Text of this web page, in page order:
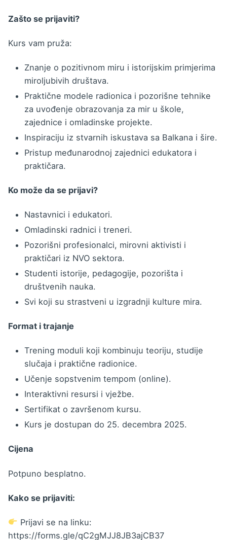
Zašto se prijaviti?
Kurs vam pruža:
Znanje o pozitivnom miru i istorijskim primjerima
miroljubivih društava.
Praktične modele radionica i pozorišne tehnike
za uvođenje obrazovanja za mir u škole,
zajednice i omladinske projekte.
Inspiraciju iz stvarnih iskustava sa Balkana i šire.
Pristup međunarodnoj zajednici edukatora i
praktičara.
Ko može da se prijavi?
Nastavnici i edukatori.
Omladinski radnici i treneri.
Pozorišni profesionalci, mirovni aktivisti i
praktičari iz NVO sektora.
Studenti istorije, pedagogije, pozorišta i
društvenih nauka.
Svi koji su strastveni u izgradnji kulture mira.
Format i trajanje
Trening moduli koji kombinuju teoriju, studije
slučaja i praktične radionice.
Učenje sopstvenim tempom (online).
Interaktivni resursi i vježbe.
Sertifikat o završenom kursu.
Kurs je dostupan do 25. decembra 2025.
Cijena
Potpuno besplatno.
Kako se prijaviti:
Prijavi se na linku:
https://forms.gle/qC2gMJJ8JB3ajCB37